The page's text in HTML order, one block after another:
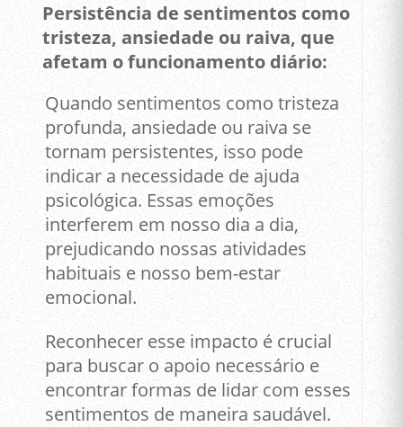
Persistência de sentimentos como
tristeza, ansiedade ou raiva, que
afetam o funcionamento diário:
Quando sentimentos como tristeza
profunda, ansiedade ou raiva se
tornam persistentes, isso pode
indicar a necessidade de ajuda
psicológica. Essas emoções
interferem em nosso dia a dia,
prejudicando nossas atividades
habituais e nosso bem-estar
emocional.
Reconhecer esse impacto é crucial
para buscar o apoio necessário e
encontrar formas de lidar com esses
sentimentos de maneira saudável.